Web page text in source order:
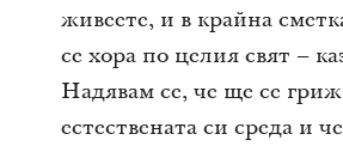
живеете, и в крайна
се хора по целия свят –
Надявам се, че ще се
естествената си среда и